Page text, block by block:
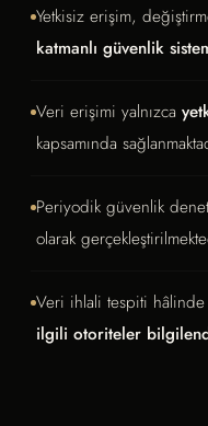
Yetkisiz erişim,
katmanlı güvenlik
Veri erişimi yalnızca
kapsamında
Periyodik güvenlik
olarak
Veri ihlali tespiti
ilgili otoriteler